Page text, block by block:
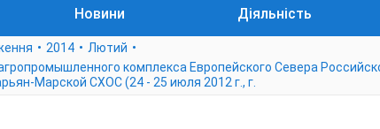
Новини Діяльність
2014
Лютий
комплекса Европейского Севера
Марской СХОС (24 - 25 июля 2012 г., г.